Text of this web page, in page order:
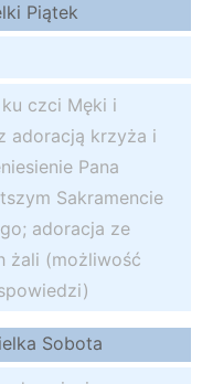
Piątek
czci Męki i
adoracją krzyża i
Pana
Sakramencie
adoracja ze
żali (możliwość
Sobota